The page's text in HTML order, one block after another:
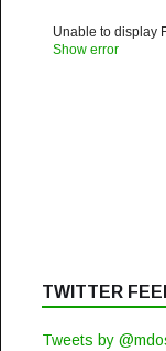
Unable to display
Show error
TWITTER
Tweets by